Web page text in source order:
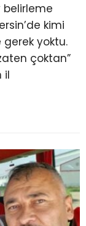
belirleme
kimi
yoktu.
çoktan”
il